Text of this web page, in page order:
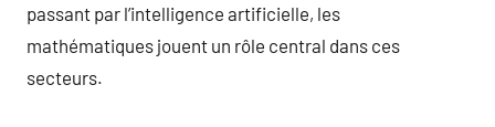
passant par l’intelligence artificielle, les
mathématiques jouent un rôle central dans ces
secteurs.